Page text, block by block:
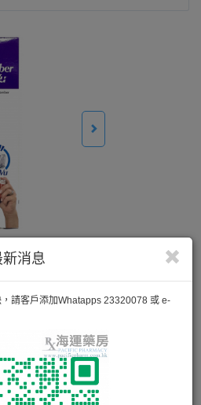
新消息
請客戶添加Whatapps 23320078 或 e-